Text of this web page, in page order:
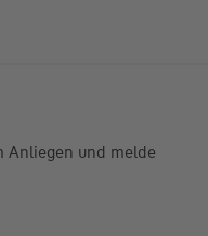
Anliegen und melde